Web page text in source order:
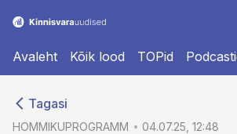
Avaleht Kõik lood TOPid
Tagasi
HOMMIKUPROGRAMM 04.07.25, 12:48